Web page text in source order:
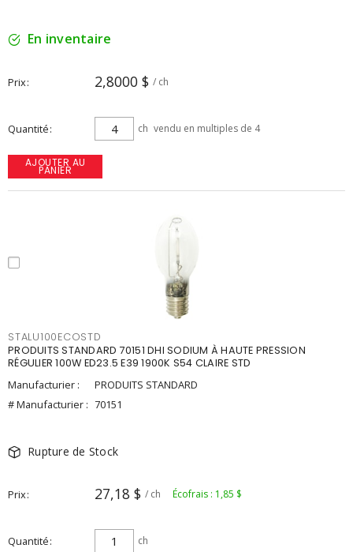
En inventaire
Prix 2,8000 $ / ch
Quantité ch vendu en multiples de 4
AJOUTER AU
PANIER
STALU100ECOSTD
PRODUITS STANDARD 70151 DHI SODIUM À HAUTE PRESSION
RÉGULIER 100W ED23.5 E39 1900K S54 CLAIRE STD
Manufacturier :
PRODUITS STANDARD
# Manufacturier : 70151
Rupture de Stock
Prix 27,18 $ / ch Écofrais : 1,85 $
Quantité ch